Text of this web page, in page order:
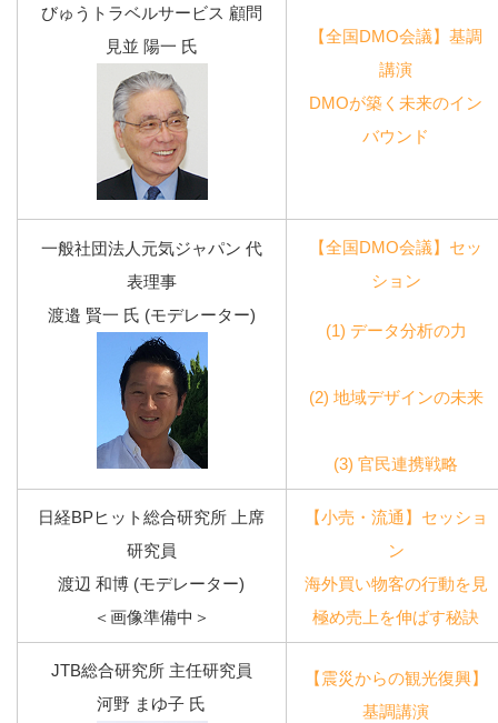
びゅうトラベルサービス 顧問
見並 陽一 氏
【全国DMO会議】基調
講演
DMOが築く未来のイン
バウンド
一般社団法人元気ジャパン 代
表理事
渡邉 賢一 氏 (モデレーター)
【全国DMO会議】セッ
ション
(1) データ分析の力
(2) 地域デザインの未来
(3) 官民連携戦略
日経BPヒット総合研究所 上席
研究員
渡辺 和博 (モデレーター)
＜画像準備中＞
【小売・流通】セッショ
ン
海外買い物客の行動を見
極め売上を伸ばす秘訣
JTB総合研究所 主任研究員
河野 まゆ子 氏
【震災からの観光復興】
基調講演